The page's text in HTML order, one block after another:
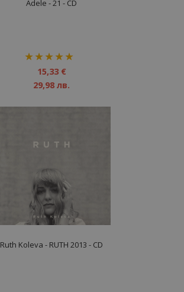
Adele - 21 - CD
рейтинг:
100%15,33 €
29,98 лв.
Ruth Koleva - RUTH 2013 - CD